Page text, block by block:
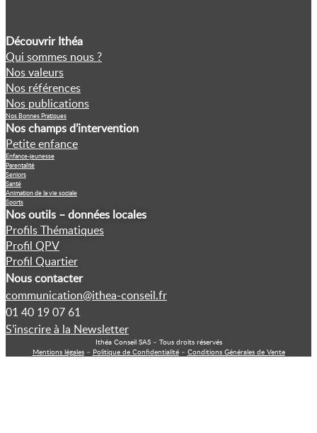
Découvrir Ithéa
Qui sommes nous ?
Nos valeurs
Nos références
Nos publications
Nos Bonnes Pratiques
Nos champs d’intervention
Petite enfance
Enfance-jeunesse
Parentalité
Seniors
Santé
Animation de la vie sociale
Sports
Nos outils – données locales
Profils Thématiques
Profil QPV
Profil Quartier
Nous contacter
communication@ithea-conseil.fr
01 40 19 07 61
S’inscrire à la Newsletter
Ithéa Conseil SAS – Tous droits réservés
Mentions légales– Politique de Confidentialité– Conditions Générales de Vente